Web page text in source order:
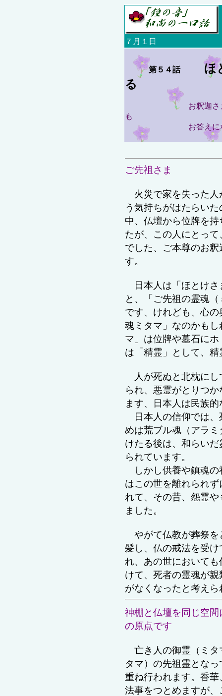
７月１日
第５４話
ほ
る
お釈迦
も
お答えにならな
ご先祖さま
火災で家を失った人
う気持ちがはたらい
中、 仏壇から位牌を
たが、この人にとっ
でした、ご本尊のお
す。
日本人は「ほとけさ
と、「ご先祖の霊魂
です、けれども、心
魂ミタマ 」なのかも
マ 」は位牌や墓石に
は「精霊」として、
人が死ぬと北枕にし
られ、悪霊がとりつ
ます、
日本人は民族
日本人の信仰では、
めは荒ブル魂（アラ
けたる後は、和らい
られています。
しかし供養や鎮魂の
はこの世を離れられ
れて、その昔、怨霊
ました。
やがて仏教が葬祭を
髪し、仏の戒法を受
れ、あの世において
けて、 死者の霊魂が親
がなくなったと考え
神棚と仏壇を同じ空
の原点です
亡き人の御霊（ミタ
タマ）の先祖霊とな
重ね行われます。香
法事をつとめますが